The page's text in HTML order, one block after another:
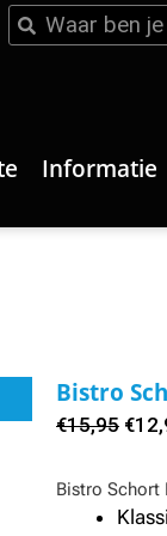
Zoeken
Zoeken
Informatie
Bistro
€15,95
was:
€
Bistro Schort